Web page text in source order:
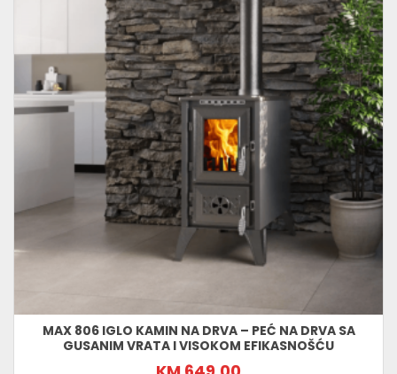
MAX 806 IGLO KAMIN NA DRVA – PEĆ NA DRVA SA
GUSANIM VRATA I VISOKOM EFIKASNOŠĆU